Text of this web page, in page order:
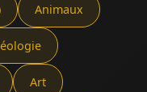
Animaux
Art